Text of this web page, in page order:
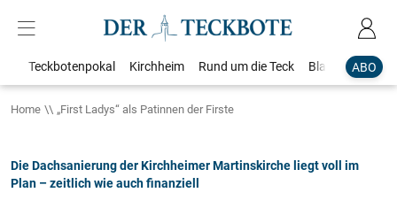
ABO
Teckbotenpokal Kirchheim Rund um die Teck Blaulicht
Home „First Ladys“ als Patinnen der Firste
Die Dachsanierung der Kirchheimer Martinskirche liegt voll im
Plan – zeitlich wie auch finanziell